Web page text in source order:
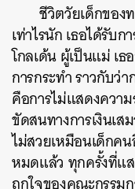
ชีวิตวัยเด็กของ
เท่าไรนัก เธอได้รับ
โกลเด้น ผู้เป็นแม่ เ
การกระทำ ราวกับว่
คือการไม่แสดงควา
ขัดสนทางการเงินเ
ไม่สวยเหมือนเด็กค
หมดแล้ว ทุกครั้งที่แ